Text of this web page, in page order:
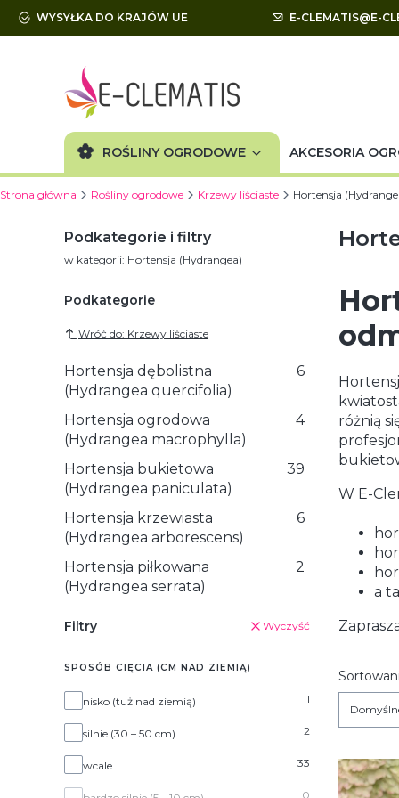
WYSYŁKA DO KRAJÓW UE E-CLEMATIS@E-
ROŚLINY OGRODOWE AKCESORIA
Strona główna Rośliny ogrodowe Krzewy liściaste Hortensja
Podkategorie i filtry
w kategorii: Hortensja (Hydrangea)
Podkategorie
Wróć do: Krzewy liściaste
Hortensja dębolistna
(Hydrangea quercifolia)
6
Hortensja ogrodowa
(Hydrangea macrophylla)
4
Hortensja bukietowa
(Hydrangea paniculata)
39
Hortensja krzewiasta
(Hydrangea arborescens)
6
Hortensja piłkowana
(Hydrangea serrata)
2
Filtry Wyczyść
SPOSÓB CIĘCIA (CM NAD ZIEMIĄ)
Sposób cięcia (cm nad ziemią)
nisko (tuż nad ziemią) 1
silnie (30 – 50 cm) 2
wcale 33
0
różnią
W E-
a
Lista